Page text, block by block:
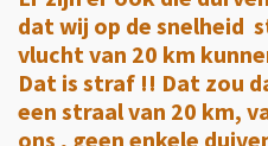
dat wij op de snelheid
vlucht van 20 km
Dat is straf !! Dat zou
een straal van 20 km,
ons , geen enkele